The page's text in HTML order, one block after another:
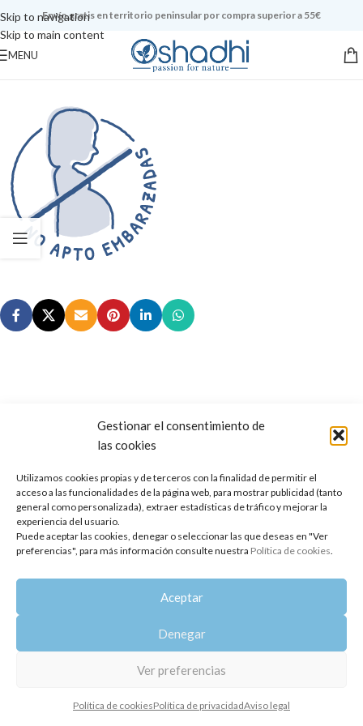
Gestionar el consentimiento de
las cookies
Utilizamos cookies propias y de terceros con la finalidad de permitir el
acceso a las funcionalidades de la página web, para mostrar publicidad (tanto
general como personalizada), extraer estadísticas de tráfico y mejorar la
experiencia del usuario.
Puede aceptar las cookies, denegar o seleccionar las que deseas en "Ver
preferencias", para más información consulte nuestra Política de cookies.
Aceptar
Denegar
Ver preferencias
Política de cookiesPolítica de privacidadAviso legal
Skip to navigation
Skip to main content
Envío gratis en territorio peninsular por compra superior a 55€
MENU
Copyright 2014-2025
Política de privacidad Aviso legal | Política de cookies